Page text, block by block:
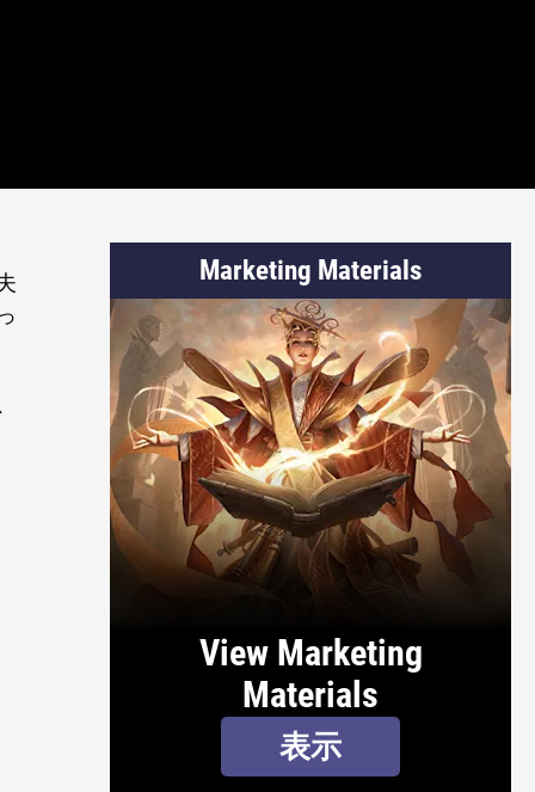
Marketing Materials
View Marketing
Materials
表示